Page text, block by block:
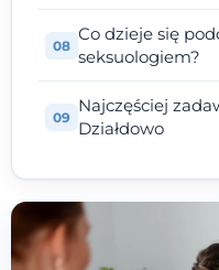
Co dzieje się
seksuologiem?
Najczęściej
Działdowo